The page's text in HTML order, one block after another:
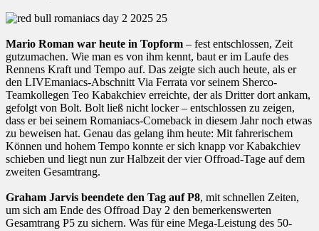
Mario Roman war heute in Topform – fest entschlossen, Zeit
gutzumachen. Wie man es von ihm kennt, baut er im Laufe des
Rennens Kraft und Tempo auf. Das zeigte sich auch heute, als er
den LIVEmaniacs-Abschnitt Via Ferrata vor seinem Sherco-
Teamkollegen Teo Kabakchiev erreichte, der als Dritter dort ankam,
gefolgt von Bolt. Bolt ließ nicht locker – entschlossen zu zeigen,
dass er bei seinem Romaniacs-Comeback in diesem Jahr noch etwas
zu beweisen hat. Genau das gelang ihm heute: Mit fahrerischem
Können und hohem Tempo konnte er sich knapp vor Kabakchiev
schieben und liegt nun zur Halbzeit der vier Offroad-Tage auf dem
zweiten Gesamtrang.
Graham Jarvis beendete den Tag auf P8, mit schnellen Zeiten,
um sich am Ende des Offroad Day 2 den bemerkenswerten
Gesamtrang P5 zu sichern. Was für eine Mega-Leistung des 50-